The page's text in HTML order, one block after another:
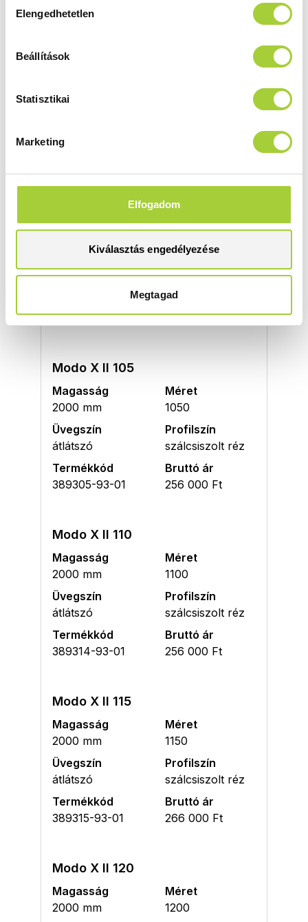
kiválasztása
Elengedhetetlen
Beállítások
Statisztikai
Marketing
Elfogadom
Kiválasztás engedélyezése
Megtagad
Magasság
Üvegszín
389295-93-01
Modo X II 100
Magasság
Méret
átlátszó
szálcsiszolt réz
389304-93-01
Bruttó ár
242 000 Ft
Modo X II 105
Magasság
2000 mm
Méret
1050
Üvegszín
átlátszó
Profilszín
szálcsiszolt réz
Termékkód
389305-93-01
Bruttó ár
256 000 Ft
Modo X II 110
Magasság
2000 mm
Méret
1100
Üvegszín
átlátszó
Profilszín
szálcsiszolt réz
Termékkód
389314-93-01
Bruttó ár
256 000 Ft
Modo X II 115
Magasság
2000 mm
Méret
1150
Üvegszín
átlátszó
Profilszín
szálcsiszolt réz
Termékkód
389315-93-01
Bruttó ár
266 000 Ft
Modo X II 120
Magasság
2000 mm
Méret
1200